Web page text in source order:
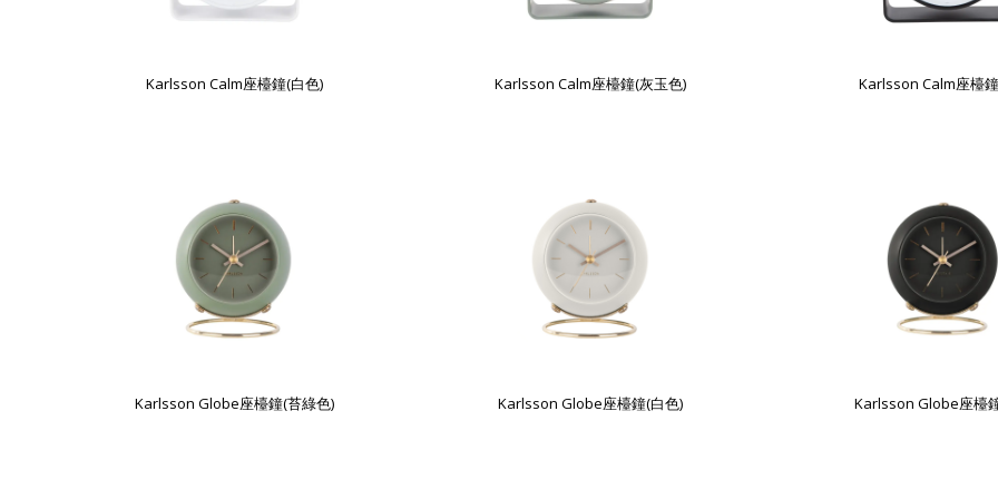
Karlsson Calm座檯鐘(白色) Karlsson Calm座檯鐘(灰玉色) Karlsson Calm座檯
Karlsson Globe座檯鐘(苔綠色) Karlsson Globe座檯鐘(白色) Karlsson Globe座檯